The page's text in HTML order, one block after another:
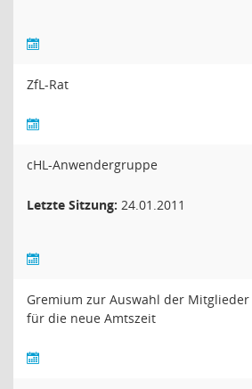
ZfL-Rat
cHL-Anwendergruppe
Letzte Sitzung: 24.01.2011
Gremium zur Auswahl der
für die neue Amtszeit